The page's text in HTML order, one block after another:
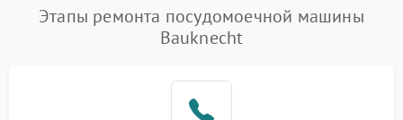
Проблемы с набором
воды
1800 ₽ Подробнее →
1700 ₽
Этапы ремонта посудомоечной машины
Bauknecht